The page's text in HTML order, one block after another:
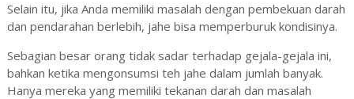
Selain itu, jika Anda memiliki masalah dengan pembekuan darah
dan pendarahan berlebih, jahe bisa memperburuk kondisinya.
Sebagian besar orang tidak sadar terhadap gejala-gejala ini,
bahkan ketika mengonsumsi teh jahe dalam jumlah banyak.
Hanya mereka yang memiliki tekanan darah dan masalah